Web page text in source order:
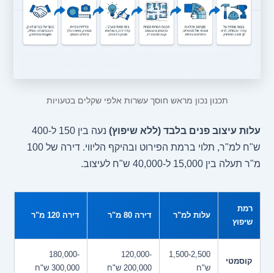
תכנון נכון מראש חוסך עשרות אלפי שקלים בטעויות
עלות עיצוב פנים בלבד (ללא שיפוץ)
נעה בין 150 ל-400
ש"ח למ"ר, תלוי ברמת הפירוט ובהיקף הליווי. דירה של 100
מ"ר תעלה בין 15,000 ל-40,000 ש"ח לעיצוב.
רמת
שיפוץ
עלות למ"ר דירה 80 מ"ר דירה 120 מ"ר
קוסמטי
1,500-2,500
ש"ח
120,000-
200,000 ש"ח
180,000-
300,000 ש"ח